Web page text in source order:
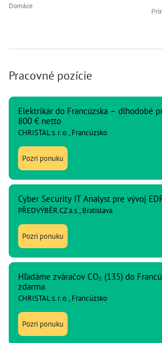
Domáce
Pracovné pozície
Elektrikár do Francúzska – dlhodobé
800 € netto
CHRISTAL s. r. o., Francúzsko
Pozri ponuku
Cyber Security IT Analyst pre vývoj
PŘEDVÝBĚR.CZ a.s., Bratislava
Pozri ponuku
Hľadáme zváračov CO₂ (135) do
zdarma
CHRISTAL s. r. o., Francúzsko
Pozri ponuku